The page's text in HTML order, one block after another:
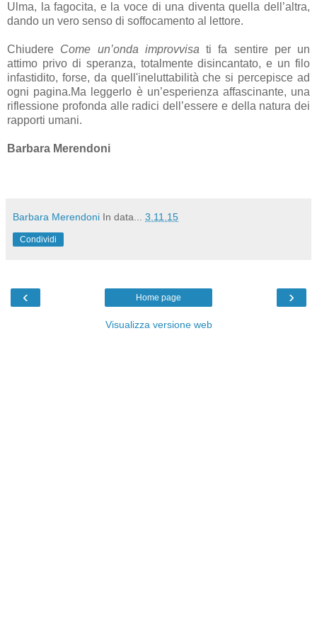
Ulma, la fagocita, e la voce di una diventa quella dell’altra,
dando un vero senso di soffocamento al lettore.
Chiudere Come un’onda improvvisa ti fa sentire per un
attimo privo di speranza, totalmente disincantato, e un filo
infastidito, forse, da quell'ineluttabilità che si percepisce ad
ogni pagina.Ma leggerlo è un’esperienza affascinante, una
riflessione profonda alle radici dell’essere e della natura dei
rapporti umani.
Barbara Merendoni
Barbara Merendoni In data... 3.11.15
Condividi
‹ ›
Home page
Visualizza versione web